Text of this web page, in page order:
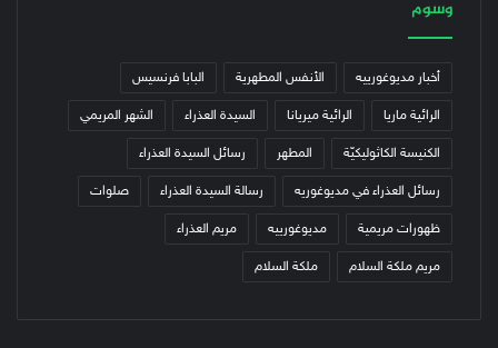
وسوم
أخبار مديوغورييه الأنفس المطهرية البابا فرنسيس
الرائية ماريا الرائية ميريانا السيدة العذراء الشهر المريمي
الكنيسة الكاثوليكيّة المطهر رسائل السيدة العذراء
رسائل العذراء في مديوغوريه رسالة السيدة العذراء صلوات
ظهورات مريمية مديوغورييه مريم العذراء
مريم ملكة السلام ملكة السلام